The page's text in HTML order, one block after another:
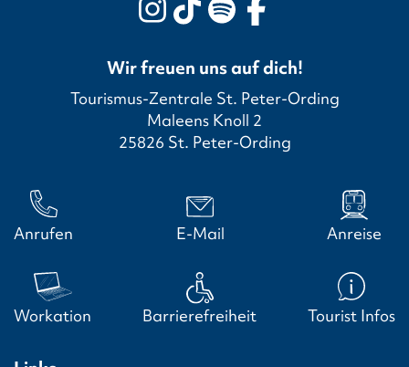
Wir freuen uns auf dich!
Tourismus-Zentrale St. Peter-Ording
Maleens Knoll 2
25826 St. Peter-Ording
Anrufen E-Mail Anreise
Workation Barrierefreiheit Tourist Infos